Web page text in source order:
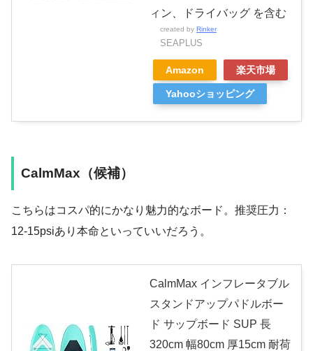
ィン、ドライバッグ を含む
created by Rinker
SEAPLUS
Amazon 楽天市場
Yahooショッピング
CalmMax（候補）
こちらはコスパ的にかなり魅力的なボード。推奨圧力：
12-15psiあり本命といっていいだろう。
CalmMax インフレータブル
スタンドアップパドルボー
ド サップボード SUP 長
320cm 幅80cm 厚15cm 耐荷